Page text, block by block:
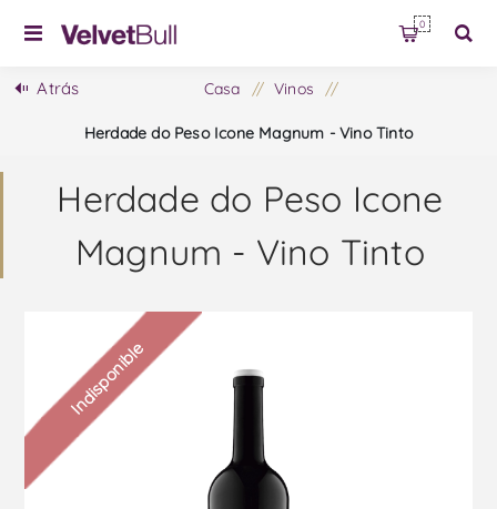
0
Atrás Casa / Vinos /
Herdade do Peso Icone Magnum - Vino Tinto
Herdade do Peso Icone
Magnum - Vino Tinto
Indisponible